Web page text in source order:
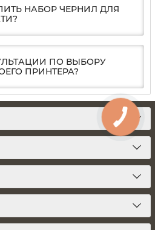
НАБОР ЧЕРНИЛ ДЛЯ
ПО ВЫБОРУ
ПРИНТЕРА?